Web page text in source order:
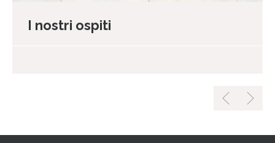
I nostri ospiti